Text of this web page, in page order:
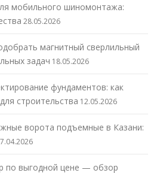
мобильного шиномонтажа:
28.05.2026
магнитный сверлильный
задач 18.05.2026
фундаментов: как
строительства 12.05.2026
ворота подъемные в Казани:
по выгодной цене — обзор